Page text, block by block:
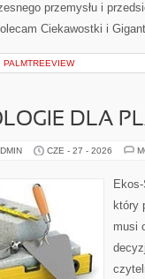
przemysłu i
Ciekawostki i
PALMTREEVIEW
DLA
CZE - 27 - 2026
który
musi